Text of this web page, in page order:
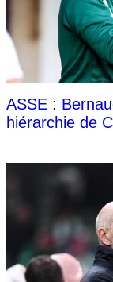
ASSE :
hiérarchie de